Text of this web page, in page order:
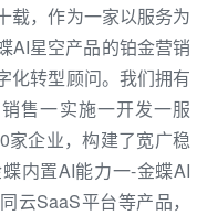
载，作为一家以服务为
AI星空产品的铂金营销
化转型顾问。我们拥有
售一实施一开发一服
家企业，构建了宽广稳
内置AI能力一-金蝶AI
云SaaS平台等产品，